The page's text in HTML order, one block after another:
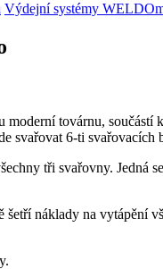
Výdejní systémy
továrnu,
svařovat 6-ti svařovacích
tři svařovny.
náklady na vytápění